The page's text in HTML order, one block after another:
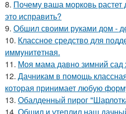
8. Почему ваша морковь
это исправить?
9. Обшил своими руками дом -
10. Классное средство для
иммyнитeтнaя.
11. Моя мама давно зимний сад
12. Дачникам в помощь
которая принимает любую
13. Обалденный пирог